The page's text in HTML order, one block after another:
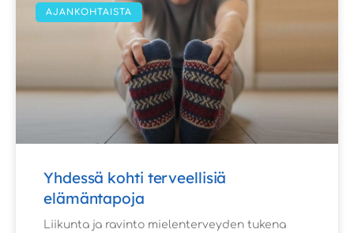
AJANKOHTAISTA
Yhdessä kohti terveellisiä
elämäntapoja
Liikunta ja ravinto mielenterveyden tukena